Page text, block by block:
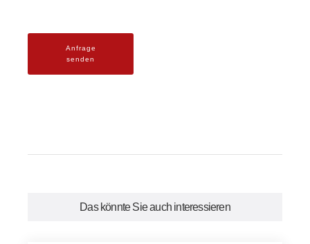
Anfrage
senden
Das könnte Sie auch interessieren